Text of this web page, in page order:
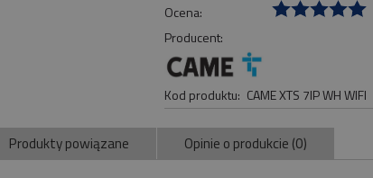
Ocena:
Producent:
Kod produktu: CAME XTS 7IP WH WIFI
Produkty powiązane Opinie o produkcie (0)